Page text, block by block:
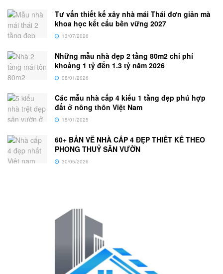
Tư vấn thiết kế xây nhà mái Thái đơn giản mà
khoa học kết cấu bền vững 2027
13/07/2026
Những mẫu nhà đẹp 2 tầng 80m2 chi phí
khoảng 1 tỷ đến 1.3 tỷ năm 2026
08/01/2026
Các mẫu nhà cấp 4 kiểu 1 tầng đẹp phú hợp
đất ở nông thôn Việt Nam
15/01/2025
60+ BẢN VẼ NHÀ CẤP 4 ĐẸP THIẾT KẾ THEO
PHONG THUỶ SÂN VƯỜN
30/05/2026